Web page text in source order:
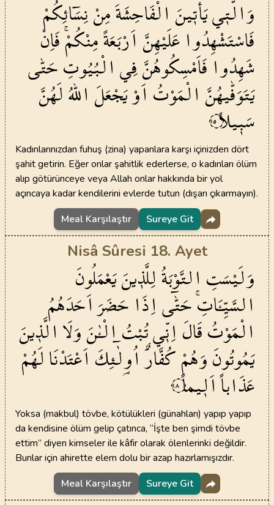
وَالّٰت۪ييَأْت۪ينَ الْفَاحِشَةَمِنْنِسَٓائِكُمْ
فَاسْتَشْهِدُواعَلَيْهِنَّ اَرْبَعَةًمِنْكُمْۚفَاِنْ
شَهِدُوافَاَمْسِكُوهُنَّفِيالْبُيُوتِحَتّٰى
يَتَوَفّٰيهُنَّ الْمَوْتُ اَوْيَجْعَلَ اللّٰهُلَهُنَّ
سَب۪يلاً١٥
Kadınlarınızdan fuhuş (zina) yapanlara karşı içinizden dört
şahit getirin. Eğer onlar şahitlik ederlerse, o kadınları ölüm
alıp götürünceye veya Allah onlar hakkında bir yol
açıncaya kadar kendilerini evlerde tutun (dışarı çıkarmayın).
Meal Karşılaştır
Sureye Git
Nisâ Sûresi 18. Ayet
وَلَيْسَتِ التَّوْبَةُلِلَّذ۪ينَيَعْمَلُونَ
السَّيِّـَٔاتِۚحَتّٰٓىاِذَا حَضَرَاَحَدَهُمُ
الْمَوْتُقَالَاِنّ۪يتُبْتُالْـٰٔنَوَلَاالَّذ۪ينَ
يَمُوتُونَوَهُمْكُفَّارٌۜاُو۬لٰٓئِكَ اَعْتَدْنَالَهُمْ
عَذَاباًاَل۪يماً١٨
Yoksa (makbul) tövbe, kötülükleri (günahları) yapıp yapıp
da kendisine ölüm gelip çatınca, “İşte ben şimdi tövbe
ettim” diyen kimseler ile kâfir olarak ölenlerinki değildir.
Bunlar için ahirette elem dolu bir azap hazırlamışızdır.
Meal Karşılaştır
Sureye Git